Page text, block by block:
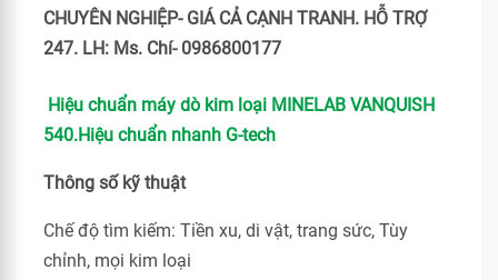
CHUYÊN NGHIỆP- GIÁ CẢ CẠNH TRANH. HỖ TRỢ
247. LH: Ms. Chí- 0986800177
Hiệu chuẩn máy dò kim loại MINELAB VANQUISH
540.Hiệu chuẩn nhanh G-tech
Thông số kỹ thuật
Chế độ tìm kiếm: Tiền xu, di vật, trang sức, Tùy
chỉnh, mọi kim loại